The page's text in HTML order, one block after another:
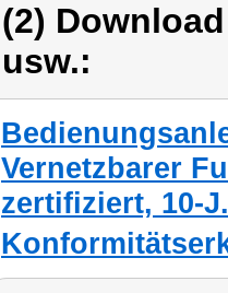
(2)
usw.:
Vernetzbarer
zertifiziert, 10-